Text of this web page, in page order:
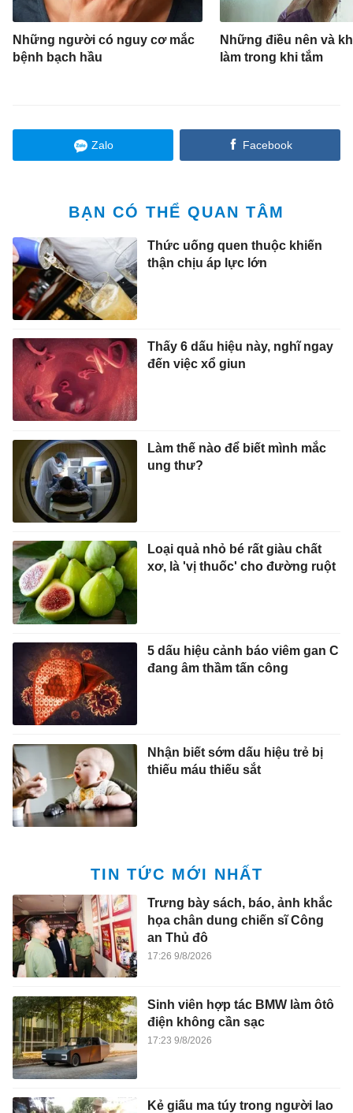
Những người có nguy cơ mắc
bệnh bạch hầu
Những điều nên và
làm trong khi tắm
Zalo Facebook
BẠN CÓ THỂ QUAN TÂM
Thức uống quen thuộc khiến
thận chịu áp lực lớn
Thấy 6 dấu hiệu này, nghĩ ngay
đến việc xổ giun
Làm thế nào để biết mình mắc
ung thư?
Loại quả nhỏ bé rất giàu chất
xơ, là 'vị thuốc' cho đường ruột
5 dấu hiệu cảnh báo viêm gan C
đang âm thầm tấn công
Nhận biết sớm dấu hiệu trẻ bị
thiếu máu thiếu sắt
TIN TỨC MỚI NHẤT
Trưng bày sách, báo, ảnh khắc
họa chân dung chiến sĩ Công
an Thủ đô
17:26 9/8/2026
Sinh viên hợp tác BMW làm ôtô
điện không cần sạc
17:23 9/8/2026
Kẻ giấu ma túy trong người lao